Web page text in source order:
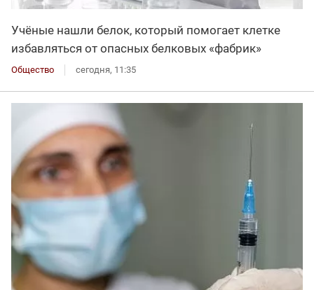
Учёные нашли белок, который помогает клетке
избавляться от опасных белковых «фабрик»
Общество сегодня, 11:35